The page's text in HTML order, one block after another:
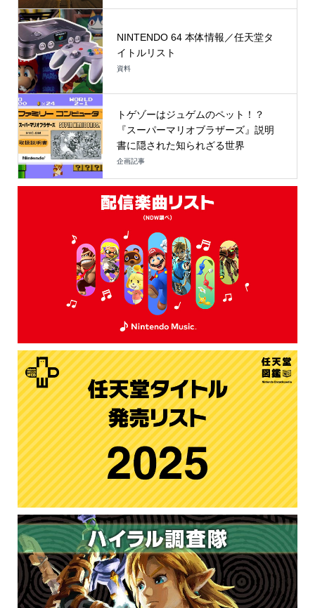
NINTENDO 64 本体情報／任天堂タ
イトルリスト
資料
トゲゾーはジュゲムのペット！？
『スーパーマリオブラザーズ』説明
書に隠された知られざる世界
企画記事